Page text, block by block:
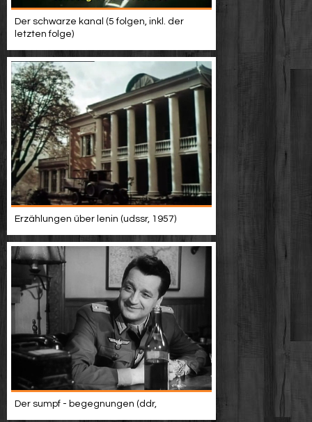
Der schwarze kanal (5 folgen, inkl. der
letzten folge)
Erzählungen über lenin (udssr, 1957)
Der sumpf - begegnungen (ddr,